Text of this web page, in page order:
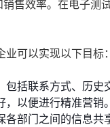
售效率。在电子测
可以实现以下目标：
括联系方式、历史
以便进行精准营销。
部门之间的信息共